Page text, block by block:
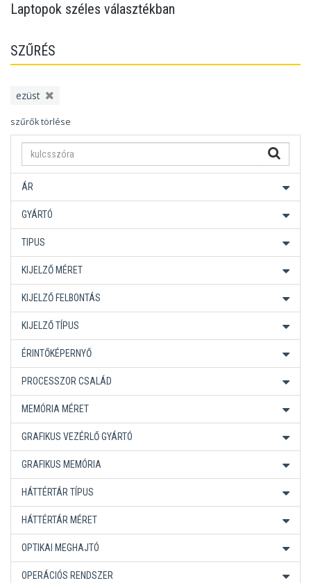
Laptopok széles választékban
SZŰRÉS
ezüst
szűrők törlése
ÁR
GYÁRTÓ
TIPUS
KIJELZŐ MÉRET
KIJELZŐ FELBONTÁS
KIJELZŐ TÍPUS
ÉRINTŐKÉPERNYŐ
PROCESSZOR CSALÁD
MEMÓRIA MÉRET
GRAFIKUS VEZÉRLŐ GYÁRTÓ
GRAFIKUS MEMÓRIA
HÁTTÉRTÁR TÍPUS
HÁTTÉRTÁR MÉRET
OPTIKAI MEGHAJTÓ
OPERÁCIÓS RENDSZER